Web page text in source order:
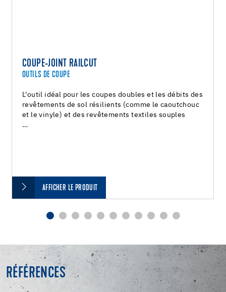
COUPE-JOINT RAILCUT
OUTILS DE COUPE
L'outil idéal pour les coupes doubles et les débits des
revêtements de sol résilients (comme le caoutchouc
et le vinyle) et des revêtements textiles souples
…
AFFICHER LE PRODUIT
RÉFÉRENCES